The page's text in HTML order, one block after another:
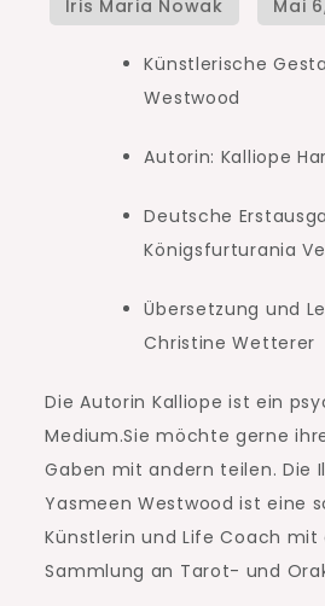
Künstlerische
Westwood
Autorin: Kalliope
Deutsche
Königsfurturania
Übersetzung und
Christine Wetterer
Die Autorin Kalliope ist ein
Medium.Sie möchte gerne
Gaben mit andern teilen. Die
Yasmeen Westwood ist eine
Künstlerin und Life Coach mit
Sammlung an Tarot- und